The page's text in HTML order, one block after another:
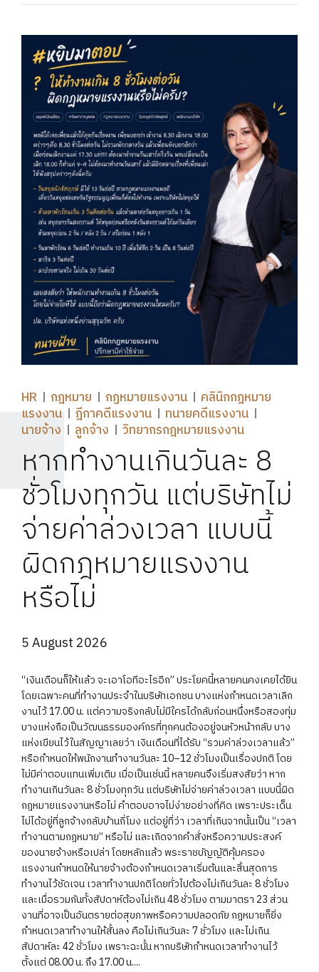
HR กฎหมาย กฏหมายแรงงาน
คลินิกกฎหมาย
แรงงาน
ฎีกาคดีแรงงาน
ทนายคดีแรงงาน
นายจ้าง
ลูกจ้าง วิทยากรกฎหมายแรงงาน
หากทำงานเกินวันละ 8
ชั่วโมงทุกวัน แต่บริษัทไม่
จ่ายค่าล่วงเวลา แบบนี้
ผิดกฎหมายแรงงาน
หรือไม่
5 August 2026
“เงินเดือนก็ให้แล้ว จะเอาโอทีอะไรอีก” ประโยคนี้หลายคนคงเคยได้ยิน
โดยเฉพาะคนที่ทำงานประจำในบริษัทเอกชน บางแห่งกำหนดเวลาเลิก
งานไว้ 17.00 น. แต่ความจริงกลับไม่มีใครได้กลับก่อนหนึ่งหรือสองทุ่ม
บางแห่งถือเป็นวัฒนธรรมองค์กรที่ทุกคนต้องอยู่จนหัวหน้ากลับ บาง
แห่งเขียนไว้ในสัญญาเลยว่า เงินเดือนที่ได้รับ “รวมค่าล่วงเวลาแล้ว”
หรือกำหนดให้พนักงานทำงานวันละ 10–12 ชั่วโมงเป็นเรื่องปกติ โดย
ไม่มีค่าตอบแทนเพิ่มเติม เมื่อเป็นเช่นนี้ หลายคนจึงเริ่มสงสัยว่า หาก
ทำงานเกินวันละ 8 ชั่วโมงทุกวัน แต่บริษัทไม่จ่ายค่าล่วงเวลา แบบนี้ผิด
กฎหมายแรงงานหรือไม่ คำตอบอาจไม่ง่ายอย่างที่คิด เพราะประเด็น
ไม่ได้อยู่ที่ลูกจ้างกลับบ้านกี่โมง แต่อยู่ที่ว่า เวลาที่เกินจากนั้นเป็น “เวลา
ทำงานตามกฎหมาย” หรือไม่ และเกิดจากคำสั่งหรือความประสงค์
ของนายจ้างหรือเปล่า โดยหลักแล้ว พระราชบัญญัติคุ้มครอง
แรงงานกำหนดให้นายจ้างต้องกำหนดเวลาเริ่มต้นและสิ้นสุดการ
ทำงานไว้ชัดเจน เวลาทำงานปกติโดยทั่วไปต้องไม่เกินวันละ 8 ชั่วโมง
และเมื่อรวมกันทั้งสัปดาห์ต้องไม่เกิน 48 ชั่วโมง ตามมาตรา 23 ส่วน
งานที่อาจเป็นอันตรายต่อสุขภาพหรือความปลอดภัย กฎหมายก็ยิ่ง
กำหนดเวลาทำงานให้สั้นลง คือไม่เกินวันละ 7 ชั่วโมง และไม่เกิน
สัปดาห์ละ 42 ชั่วโมง เพราะฉะนั้น หากบริษัทกำหนดเวลาทำงานไว้
ตั้งแต่ 08.00 น. ถึง 17.00 น....